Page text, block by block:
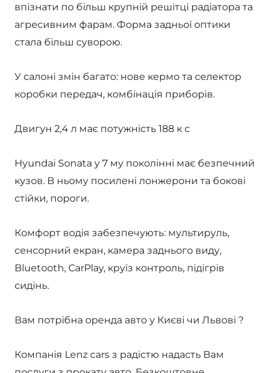
впізнати по більш крупній решітці радіатора та
агресивним фарам. Форма задньої оптики
стала більш суворою.
У салоні змін багато: нове кермо та селектор
коробки передач, комбінація приборів.
Двигун 2,4 л має потужність 188 к с
Hyundai Sonata у 7 му поколінні має безпечний
кузов. В ньому посилені лонжерони та бокові
стійки, пороги.
Комфорт водія забезпечують: мультируль,
сенсорний екран, камера заднього виду,
Bluetooth, CarPlay, круїз контроль, підігрів
сидінь.
Вам потрібна оренда авто у Києві чи Львові ?
Компанія Lenz cars з радістю надасть Вам